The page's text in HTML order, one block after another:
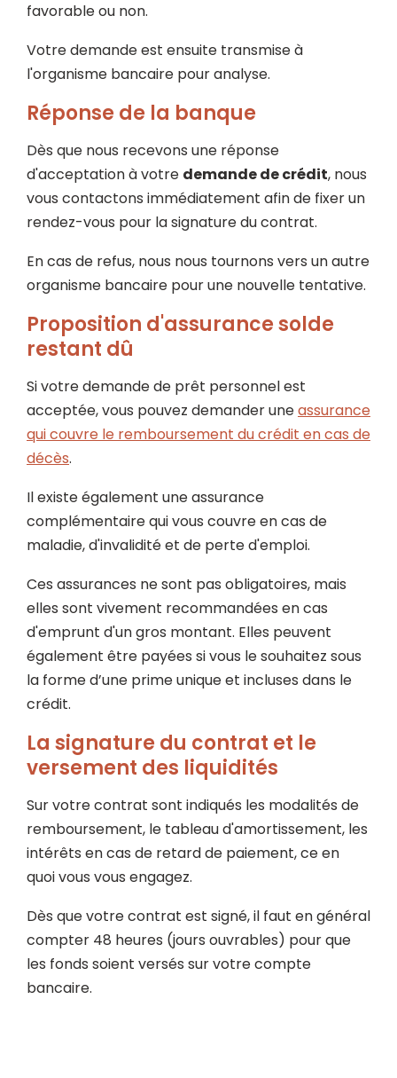
favorable ou non.
Votre demande est ensuite transmise à
l'organisme bancaire pour analyse.
Réponse de la banque
Dès que nous recevons une réponse
d'acceptation à votre demande de crédit, nous
vous contactons immédiatement afin de fixer un
rendez-vous pour la signature du contrat.
En cas de refus, nous nous tournons vers un autre
organisme bancaire pour une nouvelle tentative.
Proposition d'assurance solde
restant dû
Si votre demande de prêt personnel est
acceptée, vous pouvez demander uneassurance
qui couvre le remboursement du crédit en cas de
décès.
Il existe également une assurance
complémentaire qui vous couvre en cas de
maladie, d'invalidité et de perte d'emploi.
Ces assurances ne sont pas obligatoires, mais
elles sont vivement recommandées en cas
d'emprunt d'un gros montant. Elles peuvent
également être payées si vous le souhaitez sous
la forme d’une prime unique et incluses dans le
crédit.
La signature du contrat et le
versement des liquidités
Sur votre contrat sont indiqués les modalités de
remboursement, le tableau d'amortissement, les
intérêts en cas de retard de paiement, ce en
quoi vous vous engagez.
Dès que votre contrat est signé, il faut en général
compter 48 heures (jours ouvrables) pour que
les fonds soient versés sur votre compte
bancaire.